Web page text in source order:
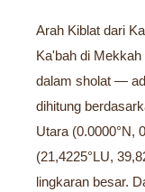
Arah Kiblat dari
Ka'bah di
dalam sholat —
dihitung
Utara (0.0000°N,
(21,4225°LU,
lingkaran besar.